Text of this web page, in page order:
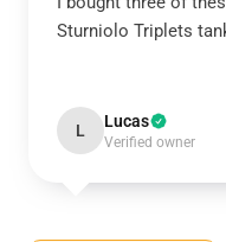
Sturniolo Triplets
L Lucas
Verified owner